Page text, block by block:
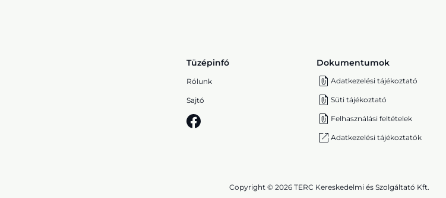
Tüzépinfó
Rólunk
Sajtó
Dokumentumok
Adatkezelési tájékoztató
Süti tájékoztató
Felhasználási feltételek
Adatkezelési tájékoztatók
Copyright © 2026 TERC Kereskedelmi és Szolgáltató Kft.